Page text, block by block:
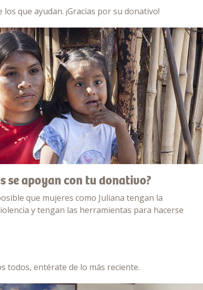
que ayudan. ¡Gracias por su donativo!
se apoyan con tu donativo?
que mujeres como Juliana tengan la
y tengan las herramientas para hacerse
todos, entérate de lo más reciente.